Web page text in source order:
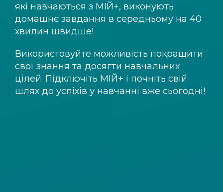
які навчаються з МІЙ+, виконують
домашнє завдання в середньому на 40
хвилин швидше!
Використовуйте можливість покращити
свої знання та досягти навчальних
цілей. Підключіть МІЙ+ і почніть свій
шлях до успіхів у навчанні вже сьогодні!